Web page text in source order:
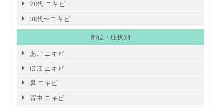
20代 ニキビ
30代〜ニキビ
部位・症状別
あご ニキビ
ほほ ニキビ
鼻 ニキビ
背中 ニキビ